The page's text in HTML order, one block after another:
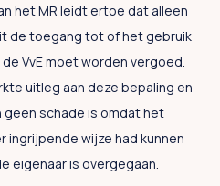
het MR leidt ertoe dat alleen
de toegang tot of het gebruik
VvE moet worden vergoed.
uitleg aan deze bepaling en
schade is omdat het
wijze had kunnen
eigenaar is overgegaan.